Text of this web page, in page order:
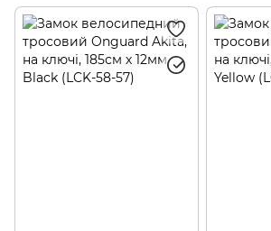
Косметика для райдерів